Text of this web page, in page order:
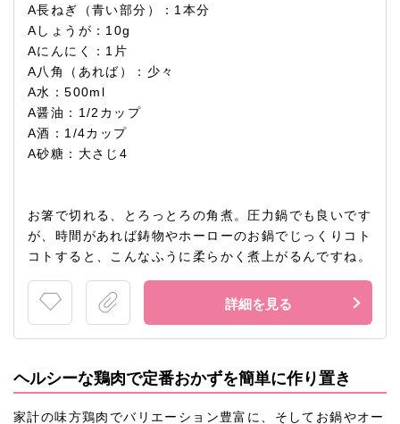
A長ねぎ（青い部分）：1本分
Aしょうが：10g
Aにんにく：1片
A八角（あれば）：少々
A水：500ml
A醤油：1/2カップ
A酒：1/4カップ
A砂糖：大さじ4
お箸で切れる、とろっとろの角煮。圧力鍋でも良いです
が、時間があれば鋳物やホーローのお鍋でじっくりコト
コトすると、こんなふうに柔らかく煮上がるんですね。
詳細を見る
ヘルシーな鶏肉で定番おかずを簡単に作り置き
家計の味方鶏肉でバリエーション豊富に、そしてお鍋やオー